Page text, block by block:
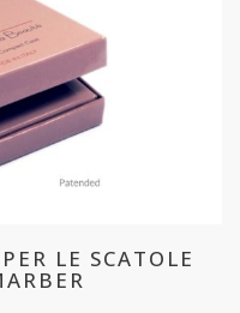
LE SCATOLE